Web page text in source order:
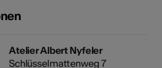
Atelier Albert Nyfeler
Schlüsselmattenweg 7